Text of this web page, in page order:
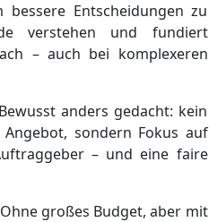
Entscheidungen zu
verstehen und fundiert
– auch bei komplexeren
anders gedacht: kein
sondern Fokus auf
– und eine faire
großes Budget, aber mit